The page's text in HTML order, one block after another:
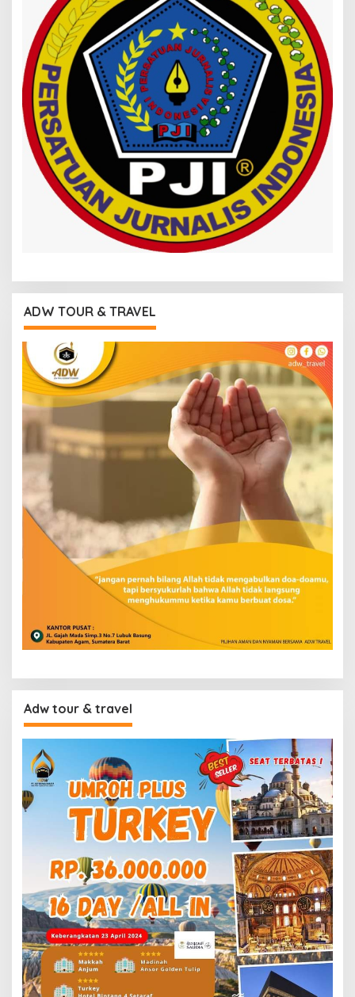
ADW TOUR & TRAVEL
Adw tour & travel